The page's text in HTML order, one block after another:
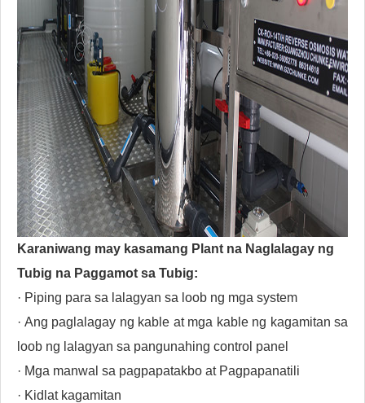
Karaniwang may kasamang Plant na Naglalagay ng
Tubig na Paggamot sa Tubig:
· Piping para sa lalagyan sa loob ng mga system
· Ang paglalagay ng kable at mga kable ng kagamitan sa
loob ng lalagyan sa pangunahing control panel
· Mga manwal sa pagpapatakbo at Pagpapanatili
· Kidlat kagamitan